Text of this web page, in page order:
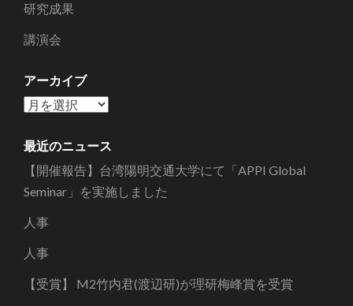
研究成果
講演会
アーカイブ
ア
カ
イ
ブ
最近のニュース
【開催報告】台湾陽明交通大学にて「APPI Global
Seminar」を実施しました
人事
人事
【受賞】 M2竹内君(渡辺研)が理研梅峰賞を受賞